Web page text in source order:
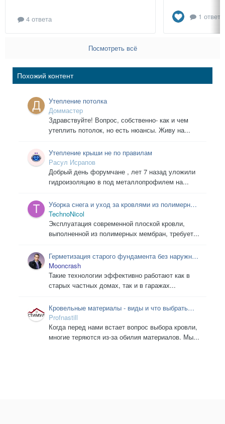
4 ответа 1 ответ
Посмотреть всё
Похожий контент
Утепление потолка
Доммастер
Здравствуйте! Вопрос, собственно- как и чем
утеплить потолок, но есть нюансы. Живу на...
Утепление крыши не по правилам
Расул Исрапов
Добрый день форумчане , лет 7 назад уложили
гидроизоляцию в под металлопрофилем на...
Уборка снега и уход за кровлями из полимерных
мембран: подробное руководство
TechnoNicol
Эксплуатация современной плоской кровли,
выполненной из полимерных мембран, требует...
Герметизация старого фундамента без наружных
раскопок
Mooncrash
Такие технологии эффективно работают как в
старых частных домах, так и в гаражах...
Кровельные материалы - виды и что выбрать
для крыши
Profnastill
Когда перед нами встает вопрос выбора кровли,
многие теряются из-за обилия материалов. Мы...